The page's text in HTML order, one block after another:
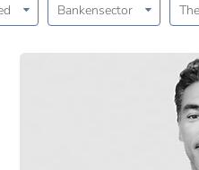
Bankensector